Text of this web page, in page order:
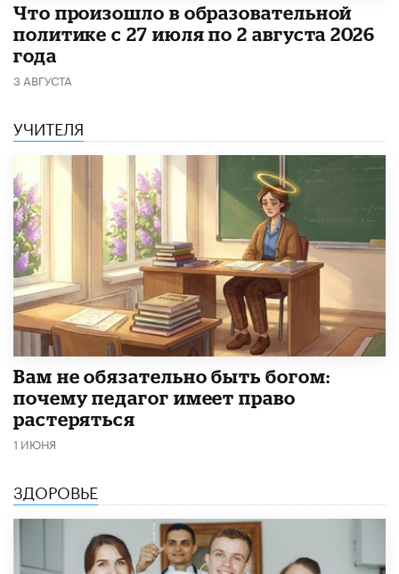
​Что произошло в образовательной
политике с 27 июля по 2 августа 2026
года
3 АВГУСТА
УЧИТЕЛЯ
​Вам не обязательно быть богом:
почему педагог имеет право
растеряться
1 ИЮНЯ
ЗДОРОВЬЕ